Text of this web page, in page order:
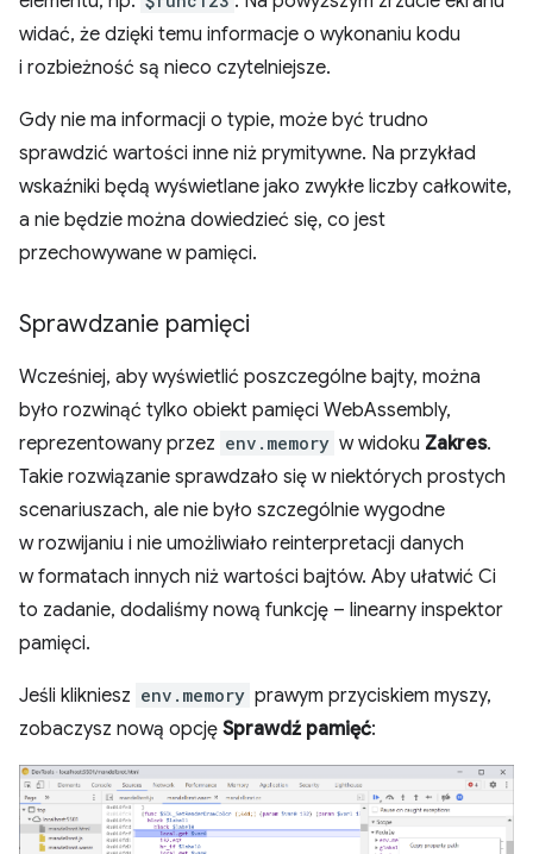
widać, że dzięki temu informacje o wykonaniu kodu
i rozbieżność są nieco czytelniejsze.
Gdy nie ma informacji o typie, może być trudno
sprawdzić wartości inne niż prymitywne. Na przykład
wskaźniki będą wyświetlane jako zwykłe liczby całkowite,
a nie będzie można dowiedzieć się, co jest
przechowywane w pamięci.
Sprawdzanie pamięci
Wcześniej, aby wyświetlić poszczególne bajty, można
było rozwinąć tylko obiekt pamięci WebAssembly,
reprezentowany przez env.memory w widoku Zakres.
Takie rozwiązanie sprawdzało się w niektórych prostych
scenariuszach, ale nie było szczególnie wygodne
w rozwijaniu i nie umożliwiało reinterpretacji danych
w formatach innych niż wartości bajtów. Aby ułatwić Ci
to zadanie, dodaliśmy nową funkcję – linearny inspektor
pamięci.
Jeśli klikniesz env.memory prawym przyciskiem myszy,
zobaczysz nową opcję Sprawdź pamięć: